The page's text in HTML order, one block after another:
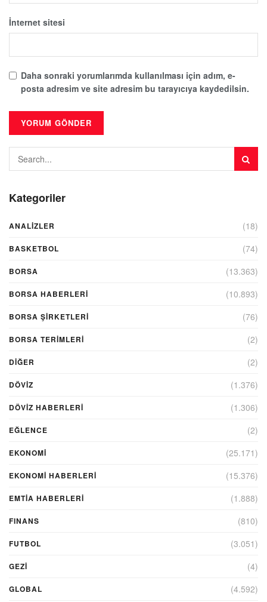
İnternet sitesi
Daha sonraki yorumlarımda kullanılması için adım, e-
posta adresim ve site adresim bu tarayıcıya kaydedilsin.
Kategoriler
ANALIZLER (18)
BASKETBOL (74)
BORSA (13.363)
BORSA HABERLERI (10.893)
BORSA ŞIRKETLERI (76)
BORSA TERIMLERI (2)
DIĞER (2)
DÖVİZ (1.376)
DÖVIZ HABERLERI (1.306)
EĞLENCE (2)
EKONOMİ (25.171)
EKONOMI HABERLERI (15.376)
EMTIA HABERLERI (1.888)
FINANS (810)
FUTBOL (3.051)
GEZI (4)
GLOBAL (4.592)